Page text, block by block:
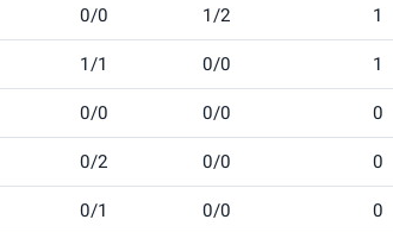
1
1/2
0/0
1
0/0
1/1
0
0/0
0/0
0
0/0
0/2
0
0/0
0/1